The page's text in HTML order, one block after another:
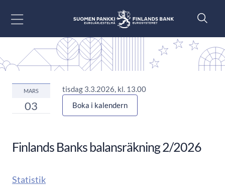
MARS
03
tisdag 3.3.2026, kl. 13.00
Boka i kalendern
Finlands Banks balansräkning 2/2026
Statistik